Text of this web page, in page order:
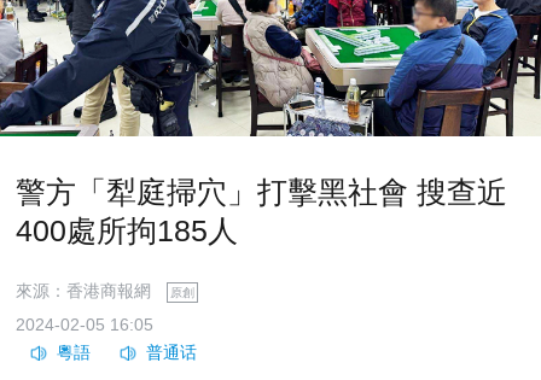
警方「犁庭掃穴」打擊黑社會 搜查近
400處所拘185人
來源：香港商報網 原創
2024-02-05 16:05